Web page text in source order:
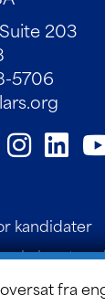
203
5706
kandidater
Kontaktfra